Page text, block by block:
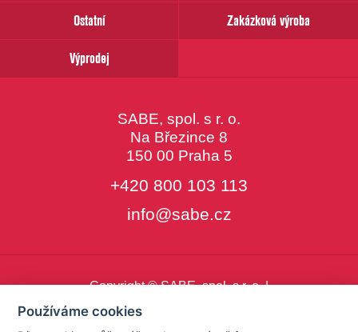
Ostatní
Zakázková výroba
Výprodej
SABE, spol. s r. o.
Na Březince 8
150 00 Praha 5
+420 800 103 113
info@sabe.cz
Copyright © SABE, spol. s r. o. |
Používáme cookies